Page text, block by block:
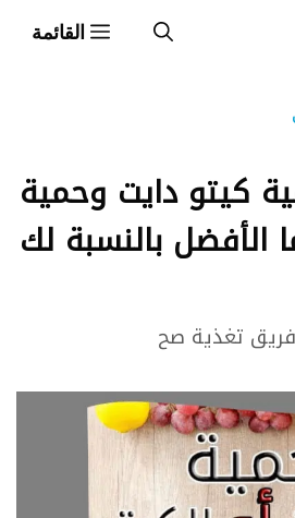
القائمة
كيتو دايت وحمية
الأفضل بالنسبة لك
فريق تغذية صح